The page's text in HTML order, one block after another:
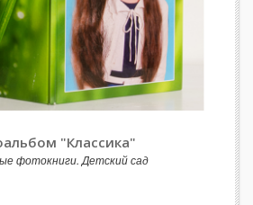
"Классика"
фотокниги. Детский сад